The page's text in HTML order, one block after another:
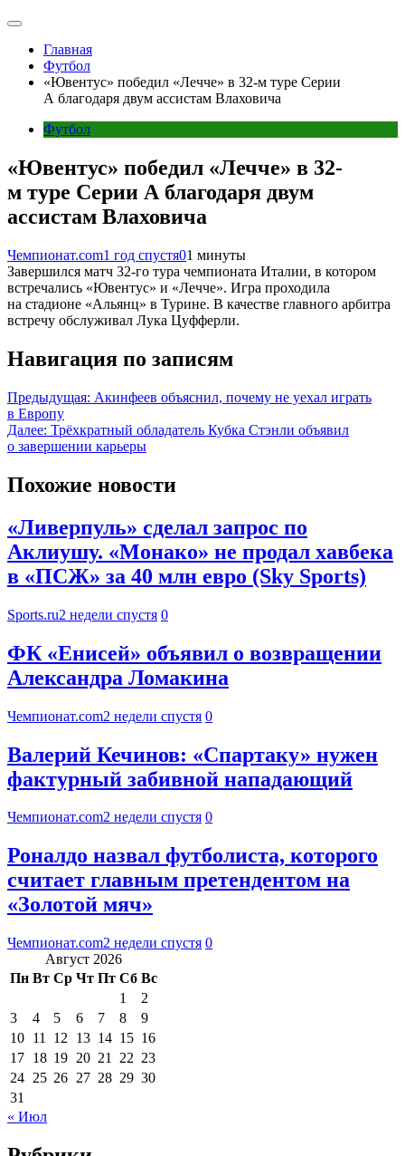
Главная
Футбол
«Ювентус» победил «Лечче» в 32-м туре Серии
А благодаря двум ассистам Влаховича
Футбол
«Ювентус» победил «Лечче» в 32-
м туре Серии А благодаря двум
ассистам Влаховича
Чемпионат.com1 год спустя01 минуты
Завершился матч 32-го тура чемпионата Италии, в котором
встречались «Ювентус» и «Лечче». Игра проходила
на стадионе «Альянц» в Турине. В качестве главного арбитра
встречу обслуживал Лука Цуфферли.
Навигация по записям
Предыдущая: Акинфеев объяснил, почему не уехал играть
в Европу
Далее: Трёхкратный обладатель Кубка Стэнли объявил
о завершении карьеры
Похожие новости
«Ливерпуль» сделал запрос по
Аклиушу. «Монако» не продал хавбека
в «ПСЖ» за 40 млн евро (Sky Sports)
Sports.ru2 недели спустя 0
ФК «Енисей» объявил о возвращении
Александра Ломакина
Чемпионат.com2 недели спустя 0
Валерий Кечинов: «Спартаку» нужен
фактурный забивной нападающий
Чемпионат.com2 недели спустя 0
Роналдо назвал футболиста, которого
считает главным претендентом на
«Золотой мяч»
Чемпионат.com2 недели спустя 0
Август 2026
Пн Вт Ср Чт Пт Сб Вс
1
2
3
4 5 6 7 8
9
10 11 12 13 14 15 16
17 18 19 20 21 22 23
24 25 26 27 28 29 30
31
« Июл